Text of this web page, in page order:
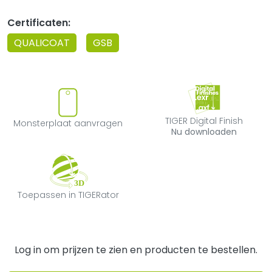
Certificaten:
QUALICOAT
GSB
Monsterplaat aanvragen
Monsterplaat aanvragen
TIGER Digital
TIGER Digital Finish
Nu downloaden
Toepassen in TIGERator
Toepassen in TIGERator
Log in om prijzen te zien en producten te bestellen.